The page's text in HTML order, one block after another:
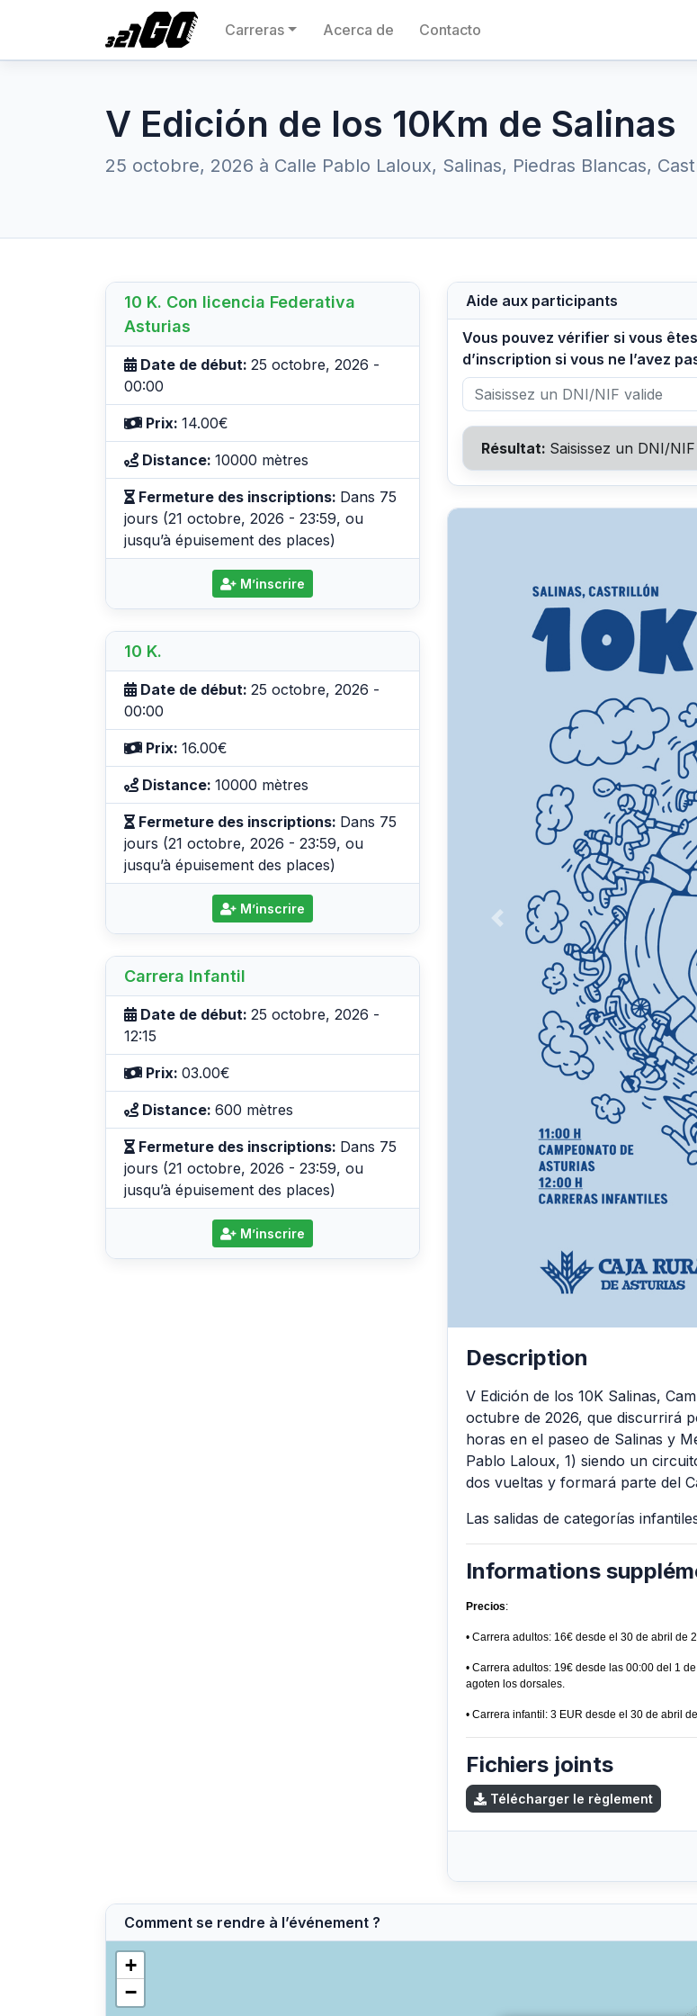
Carreras Acerca de Contacto
V Edición de los 10Km de Salinas
25 octobre, 2026 à Calle Pablo Laloux, Salinas, Piedras Blancas,
10 K. Con licencia Federativa
Asturias
Date de début: 25 octobre, 2026 -
00:00
Prix: 14.00€
Distance: 10000 mètres
Fermeture des inscriptions: Dans 75
jours (21 octobre, 2026 - 23:59, ou
jusqu’à épuisement des places)
M’inscrire
10 K.
Date de début: 25 octobre, 2026 -
00:00
Prix: 16.00€
Distance: 10000 mètres
Fermeture des inscriptions: Dans 75
jours (21 octobre, 2026 - 23:59, ou
jusqu’à épuisement des places)
M’inscrire
Carrera Infantil
Date de début: 25 octobre, 2026 -
12:15
Prix: 03.00€
Distance: 600 mètres
Fermeture des inscriptions: Dans 75
jours (21 octobre, 2026 - 23:59, ou
jusqu’à épuisement des places)
M’inscrire
Aide aux participants
Vous pouvez vérifier si vous
d’inscription si vous ne l’avez
Résultat: Saisissez un DNI/
Anterior
Description
V Edición de los 10K Salinas,
octubre de 2026, que discurrirá
horas en el paseo de Salinas y
Pablo Laloux, 1) siendo un
dos vueltas y formará parte del
Las salidas de categorías
Informations
Precios:
• Carrera adultos: 16€ desde el 30 de abril de
• Carrera adultos: 19€ desde las 00:00 del 1
agoten los dorsales.
• Carrera infantil: 3 EUR desde el 30 de abril
Fichiers joints
Télécharger le règlement
Comment se rendre à l’événement ?
+
−